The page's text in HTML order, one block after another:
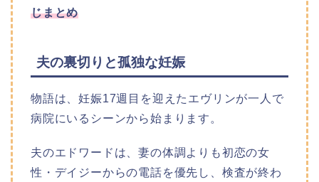
じまとめ
夫の裏切りと孤独な妊娠
物語は、妊娠17週目を迎えたエヴリンが一人で
病院にいるシーンから始まります。
夫のエドワードは、妻の体調よりも初恋の女
性・デイジーからの電話を優先し、検査が終わ